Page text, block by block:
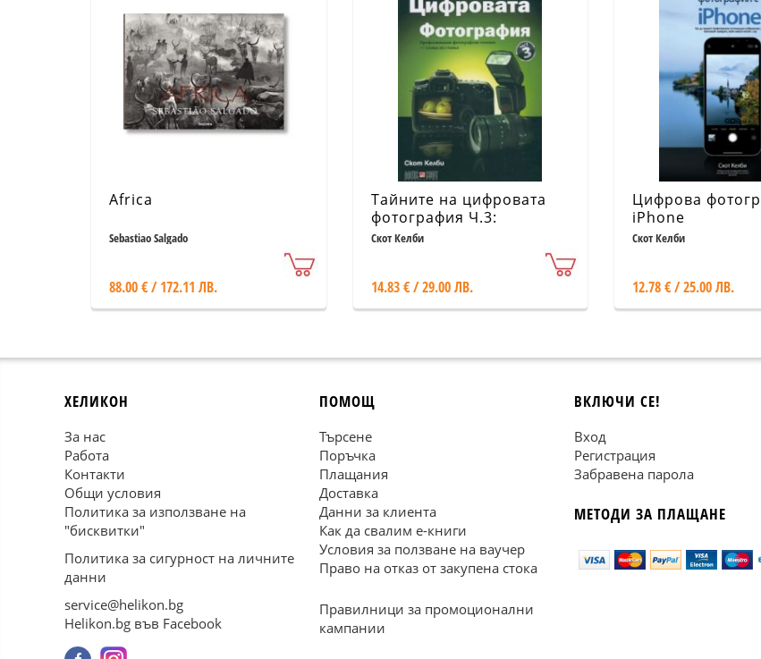
Africa
Sebastiao Salgado
88.00 € / 172.11 ЛВ.
Тайните на цифровата
фотография Ч.3:
Професионални
фотографски техники -
Скот Келби
14.83 € / 29.00 ЛВ.
Цифрова
iPhone
Скот Келби
12.78 € / 25.00 ЛВ.
ХЕЛИКОН
За нас
Работа
Контакти
Общи условия
Политика за използване на
"бисквитки"
Политика за сигурност на личните
данни
service@helikon.bg
Helikon.bg във Facebook
ПОМОЩ
Търсене
Поръчка
Плащания
Доставка
Данни за клиента
Как да свалим е-книги
Условия за ползване на ваучер
Право на отказ от закупена стока
Правилници за промоционални
кампании
ВКЛЮЧИ СЕ!
Вход
Регистрация
Забравена парола
МЕТОДИ ЗА ПЛАЩАНЕ